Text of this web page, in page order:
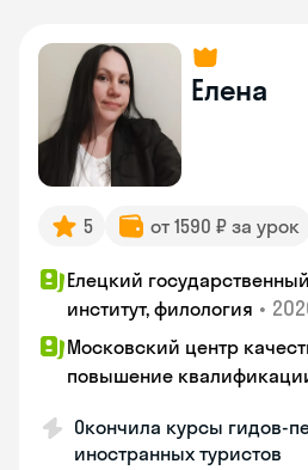
Елена
5 от 1590 ₽ за урок
Елецкий
институт, филология •
Московский центр
повышение
Окончила курсы гидов-
иностранных туристов